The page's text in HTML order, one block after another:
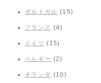
ポルトガル (15)
フランス (4)
ドイツ (15)
ベルギー (2)
オランダ (10)